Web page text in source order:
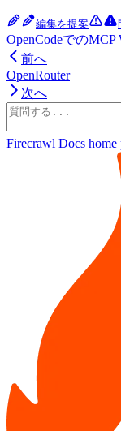
編集を提案
OpenCodeでの
前へ
OpenRouter
次へ
Firecrawl Docs home